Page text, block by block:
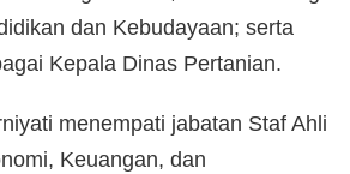
dan Kebudayaan; serta
Kepala Dinas Pertanian.
menempati jabatan Staf Ahli
Keuangan, dan